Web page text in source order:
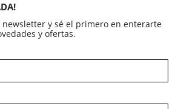
y sé el primero en enterarte
y ofertas.